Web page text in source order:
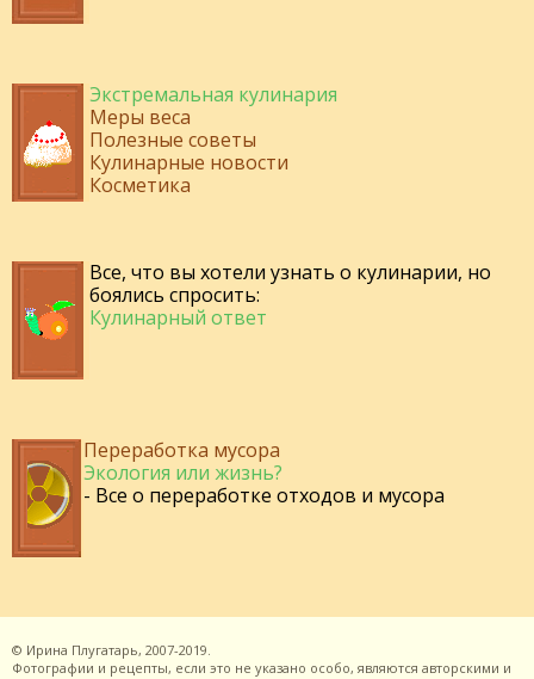
Экстремальная кулинария
Меры веса
Полезные советы
Кулинарные новости
Косметика
Все, что вы хотели узнать о кулинарии, но
боялись спросить:
Кулинарный ответ
Переработка мусора
Экология или жизнь?
- Все о переработке отходов и мусора
© Ирина Плугатарь, 2007-2019.
Фотографии и рецепты, если это не указано особо, являются авторскими и